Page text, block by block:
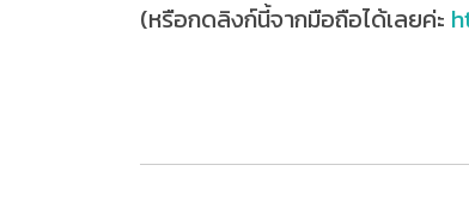
(หรือกดลิงก์นี้จากมือถือได้เลยค่ะ